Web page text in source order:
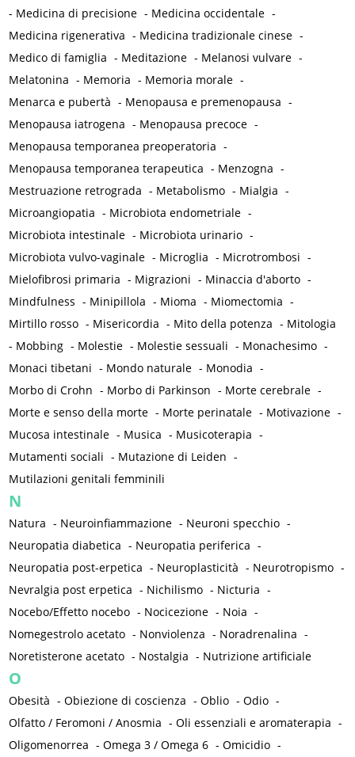
- Medicina di precisione - Medicina occidentale -
Medicina rigenerativa - Medicina tradizionale cinese -
Medico di famiglia - Meditazione - Melanosi vulvare -
Melatonina - Memoria - Memoria morale -
Menarca e pubertà - Menopausa e premenopausa -
Menopausa iatrogena - Menopausa precoce -
Menopausa temporanea preoperatoria -
Menopausa temporanea terapeutica - Menzogna -
Mestruazione retrograda - Metabolismo - Mialgia -
Microangiopatia - Microbiota endometriale -
Microbiota intestinale - Microbiota urinario -
Microbiota vulvo-vaginale - Microglia - Microtrombosi -
Mielofibrosi primaria - Migrazioni - Minaccia d'aborto -
Mindfulness - Minipillola - Mioma - Miomectomia -
Mirtillo rosso - Misericordia - Mito della potenza - Mitologia
- Mobbing - Molestie - Molestie sessuali - Monachesimo -
Monaci tibetani - Mondo naturale - Monodia -
Morbo di Crohn - Morbo di Parkinson - Morte cerebrale -
Morte e senso della morte - Morte perinatale - Motivazione -
Mucosa intestinale - Musica - Musicoterapia -
Mutamenti sociali - Mutazione di Leiden -
Mutilazioni genitali femminili
N
Natura - Neuroinfiammazione - Neuroni specchio -
Neuropatia diabetica - Neuropatia periferica -
Neuropatia post-erpetica - Neuroplasticità - Neurotropismo -
Nevralgia post erpetica - Nichilismo - Nicturia -
Nocebo/Effetto nocebo - Nocicezione - Noia -
Nomegestrolo acetato - Nonviolenza - Noradrenalina -
Noretisterone acetato - Nostalgia - Nutrizione artificiale
O
Obesità -Obiezione di coscienza -Oblio -Odio -
Olfatto / Feromoni / Anosmia -Oli essenziali e aromaterapia -
Oligomenorrea -Omega 3 / Omega 6 -Omicidio -